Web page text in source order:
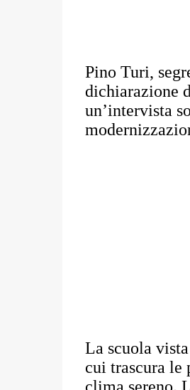
Pino Turi,
dichiarazione
un’intervista
La scuola
cui trascura le